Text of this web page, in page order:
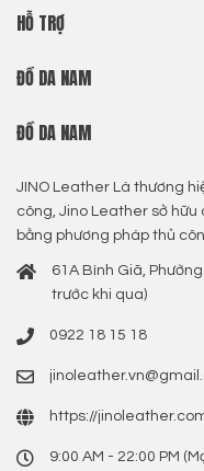
HỖ TRỢ
ĐỒ DA NAM
ĐỒ DA NAM
JINO Leather Là thương
công, Jino Leather sở
bằng phương pháp thủ
61A Bình Giã,
trước khi qua)
0922 18 15 18
https://
9:00 AM - 22:00 PM